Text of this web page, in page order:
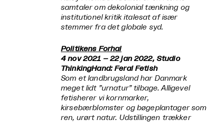
samtaler om dekolonial tænkning og
institutionel kritik italesat af især
stemmer fra det globale syd.
Politikens Forhal
4 nov 2021 – 22 jan 2022, Studio
ThinkingHand:Feral Fetish
Som et landbrugsland har Danmark
meget lidt ”urnatur” tilbage. Alligevel
fetisherer vi kornmarker,
kirsebærblomster og bøgeplantager som
ren, urørt natur. Udstillingen trækker